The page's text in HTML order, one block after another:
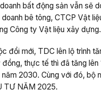
bất động sản vẫn sẽ
bê tông, CTCP Vật
Công ty Vật liệu xây dựng.
đổi mới, TDC lên lộ trình
thực tế thì đã tăng
2030. Cùng với đó, bộ
TƯ NĂM 2025.